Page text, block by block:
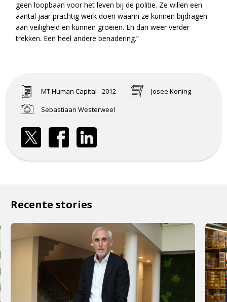
geen loopbaan voor het leven bij de politie. Ze willen een
aantal jaar prachtig werk doen waarin ze kunnen bijdragen
aan veiligheid en kunnen groeien. En dan weer verder
trekken. Een heel andere benadering.”
MT Human Capital - 2012
Josee Koning
Sebastiaan Westerweel
Recente stories